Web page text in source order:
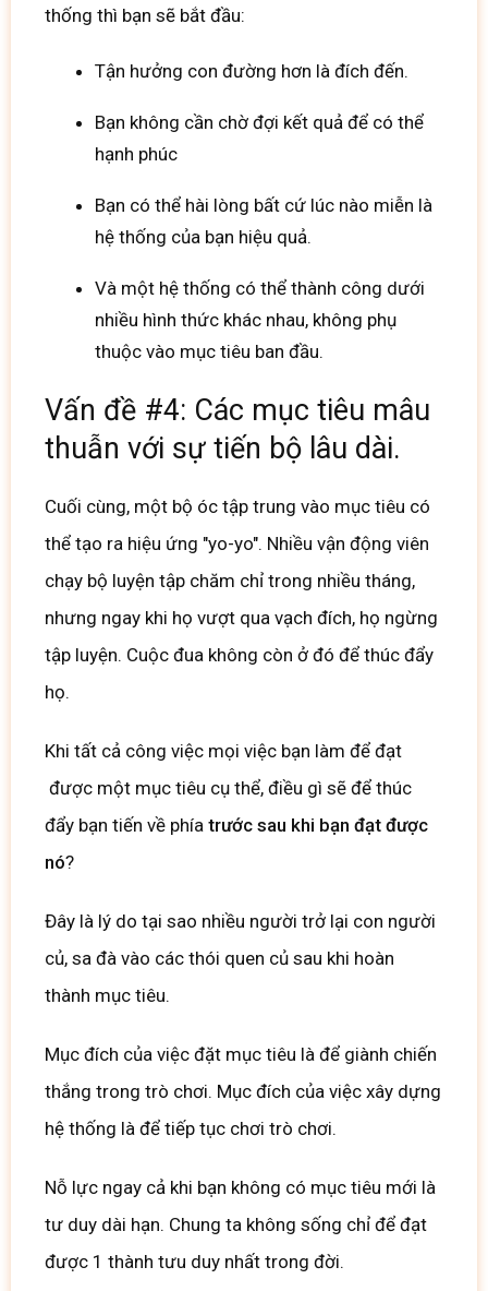
thống thì bạn sẽ bắt đầu:
Tận hưởng con đường hơn là đích đến.
Bạn không cần chờ đợi kết quả để có thể
hạnh phúc
Bạn có thể hài lòng bất cứ lúc nào miễn là
hệ thống của bạn hiệu quả.
Và một hệ thống có thể thành công dưới
nhiều hình thức khác nhau, không phụ
thuộc vào mục tiêu ban đầu.
Vấn đề #4: Các mục tiêu mâu
thuẫn với sự tiến bộ lâu dài.
Cuối cùng, một bộ óc tập trung vào mục tiêu có
thể tạo ra hiệu ứng "yo-yo". Nhiều vận động viên
chạy bộ luyện tập chăm chỉ trong nhiều tháng,
nhưng ngay khi họ vượt qua vạch đích, họ ngừng
tập luyện. Cuộc đua không còn ở đó để thúc đẩy
họ.
Khi tất cả công việc mọi việc bạn làm để đạt
được một mục tiêu cụ thể, điều gì sẽ để thúc
đẩy bạn tiến về phía trước sau khi bạn đạt được
nó?
Đây là lý do tại sao nhiều người trở lại con người
củ, sa đà vào các thói quen củ sau khi hoàn
thành mục tiêu.
Mục đích của việc đặt mục tiêu là để giành chiến
thắng trong trò chơi. Mục đích của việc xây dựng
hệ thống là để tiếp tục chơi trò chơi.
Nỗ lực ngay cả khi bạn không có mục tiêu mới là
tư duy dài hạn. Chung ta không sống chỉ để đạt
được 1 thành tưu duy nhất trong đời.